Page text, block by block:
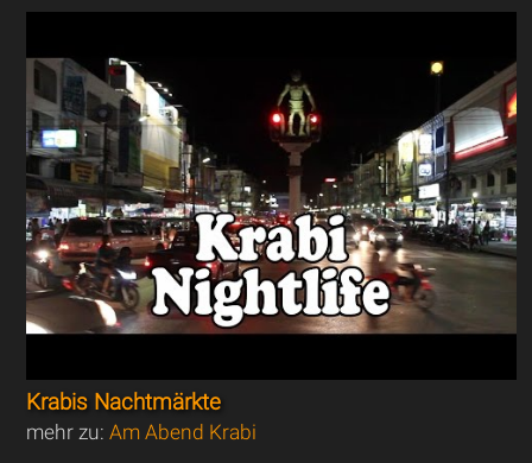
Krabis Nachtmärkte
mehr zu:Am Abend Krabi